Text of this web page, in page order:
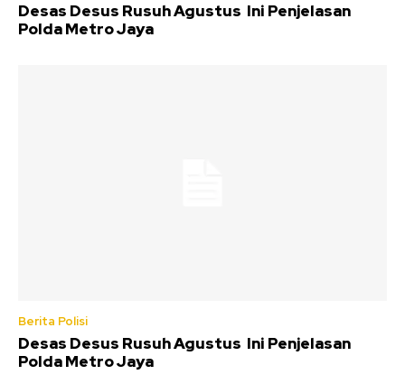
Desas Desus Rusuh Agustus Ini Penjelasan
Polda Metro Jaya
Berita Polisi
Desas Desus Rusuh Agustus Ini Penjelasan
Polda Metro Jaya